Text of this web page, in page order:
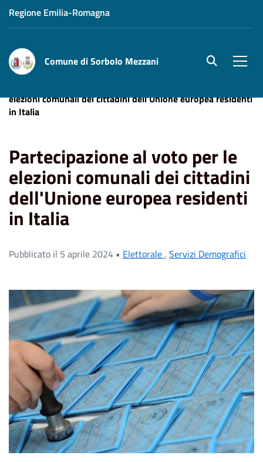
Regione Emilia-Romagna
Comune di Sorbolo Mezzani site.searc
elezioni comunali dei cittadini dell'Unione europea residenti
in Italia
Partecipazione al voto per le
elezioni comunali dei cittadini
dell'Unione europea residenti
in Italia
Pubblicato il 5 aprile 2024 • Elettorale, Servizi Demografici